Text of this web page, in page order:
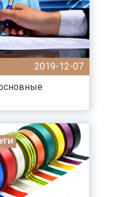
2019-12-07